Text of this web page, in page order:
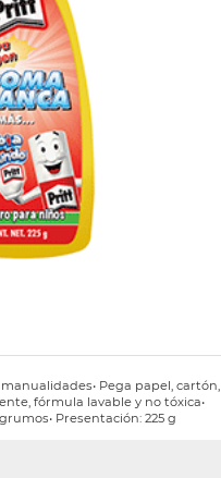
Ver máscarpeta
Ver más
Ver más
Pega papel, cartón,
fórmula lavable y no tóxica•
Presentación: 225 g